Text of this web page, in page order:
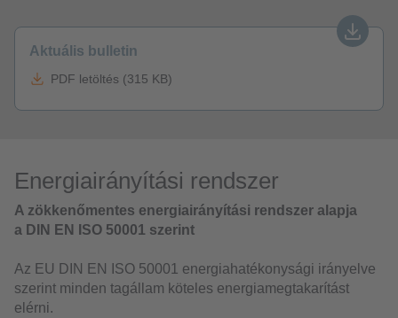
Aktuális bulletin
PDF letöltés (315 KB)
Energiairányítási rendszer
A zökkenőmentes energiairányítási rendszer alapja
a DIN EN ISO 50001 szerint
Az EU DIN EN ISO 50001 energiahatékonysági irányelve
szerint minden tagállam köteles energiamegtakarítást
elérni.